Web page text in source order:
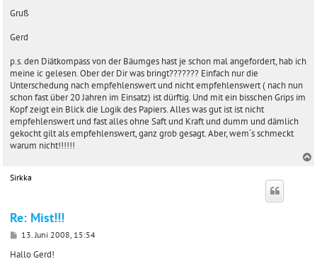
Gruß
Gerd
p.s. den Diätkompass von der Bäumges hast je schon mal angefordert, hab ich
meine ic gelesen. Ober der Dir was bringt??????? Einfach nur die
Unterschedung nach empfehlenswert und nicht empfehlenswert ( nach nun
schon fast über 20 Jahren im Einsatz) ist dürftig. Und mit ein bisschen Grips im
Kopf zeigt ein Blick die Logik des Papiers. Alles was gut ist ist nicht
empfehlenswert und fast alles ohne Saft und Kraft und dumm und dämlich
gekocht gilt als empfehlenswert, ganz grob gesagt. Aber, wem´s schmeckt
warum nicht!!!!!!
Sirkka
Re: Mist!!!
B
i
13. Juni 2008, 15:54
Hallo Gerd!